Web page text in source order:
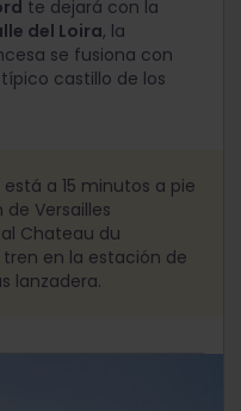
te dejará con la
del Loira, la
se fusiona con
castillo de los
está a 15 minutos a pie
Versailles
Chateau du
en la estación de
lanzadera.